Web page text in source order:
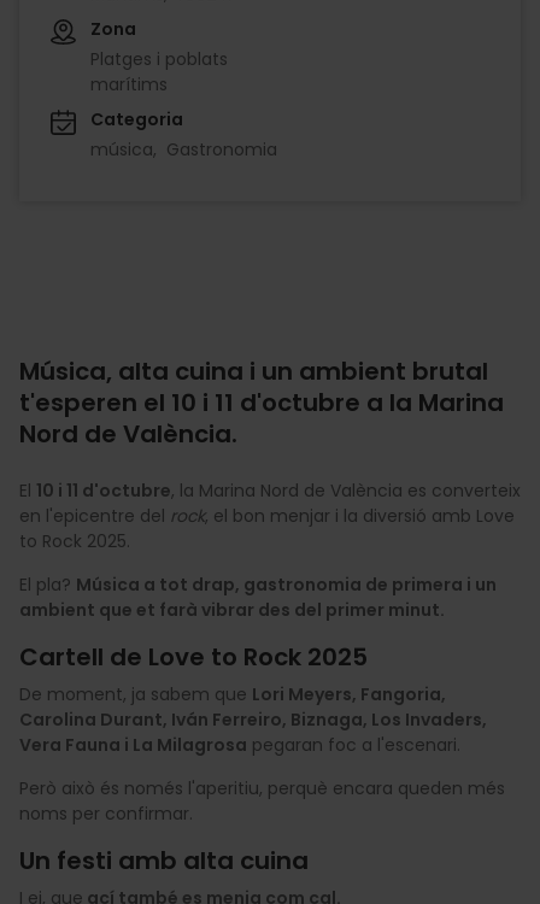
Zona
Platges i poblats
marítims
Categoria
música
Gastronomia
Música, alta cuina i un ambient brutal
t'esperen el 10 i 11 d'octubre a la Marina
Nord de València.
El 10 i 11 d'octubre, la Marina Nord de València es converteix
en l'epicentre del rock, el bon menjar i la diversió amb Love
to Rock 2025.
El pla? Música a tot drap, gastronomia de primera i un
ambient que et farà vibrar des del primer minut.
Cartell de Love to Rock 2025
De moment, ja sabem que Lori Meyers, Fangoria,
Carolina Durant, Iván Ferreiro, Biznaga, Los Invaders,
Vera Fauna i La Milagrosa pegaran foc a l'escenari.
Però això és només l'aperitiu, perquè encara queden més
noms per confirmar.
Un festi amb alta cuina
I ei, que ací també es menja com cal.